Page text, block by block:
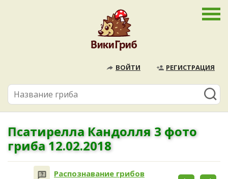
ВОЙТИ РЕГИСТРАЦИЯ
Псатирелла Кандолля 3 фото
гриба 12.02.2018
Распознавание грибов